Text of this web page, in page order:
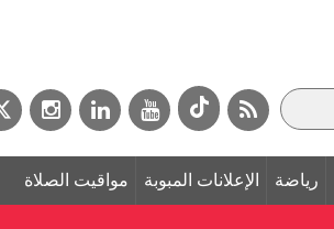
رياضة الإعلانات المبوبة مواقيت الصلاة